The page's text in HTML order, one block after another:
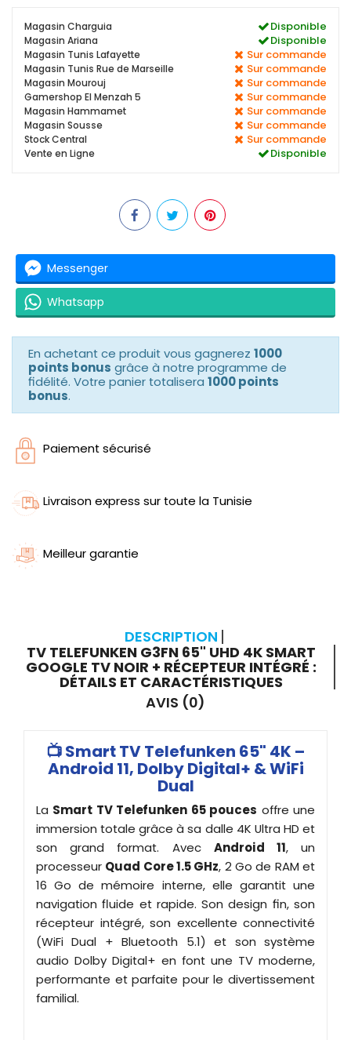
Magasin Charguia Disponible
Magasin Ariana Disponible
Magasin Tunis Lafayette Sur commande
Magasin Tunis Rue de Marseille Sur commande
Magasin Mourouj Sur commande
Gamershop El Menzah 5 Sur commande
Magasin Hammamet Sur commande
Magasin Sousse Sur commande
Stock Central Sur commande
Vente en Ligne Disponible
Messenger
Whatsapp
En achetant ce produit vous gagnerez 1000
points bonus grâce à notre programme de
fidélité. Votre panier totalisera 1000 points
bonus.
Paiement sécurisé
Livraison express sur toute la Tunisie
Meilleur garantie
DESCRIPTION
TV TELEFUNKEN G3FN 65" UHD 4K SMART
GOOGLE TV NOIR + RÉCEPTEUR INTÉGRÉ :
DÉTAILS ET CARACTÉRISTIQUES
AVIS (0)
📺 Smart TV Telefunken 65" 4K –
Android 11, Dolby Digital+ & WiFi
Dual
La Smart TV Telefunken 65 pouces offre une
immersion totale grâce à sa dalle 4K Ultra HD et
son grand format. Avec Android 11, un
processeur Quad Core 1.5 GHz, 2 Go de RAM et
16 Go de mémoire interne, elle garantit une
navigation fluide et rapide. Son design fin, son
récepteur intégré, son excellente connectivité
(WiFi Dual + Bluetooth 5.1) et son système
audio Dolby Digital+ en font une TV moderne,
performante et parfaite pour le divertissement
familial.